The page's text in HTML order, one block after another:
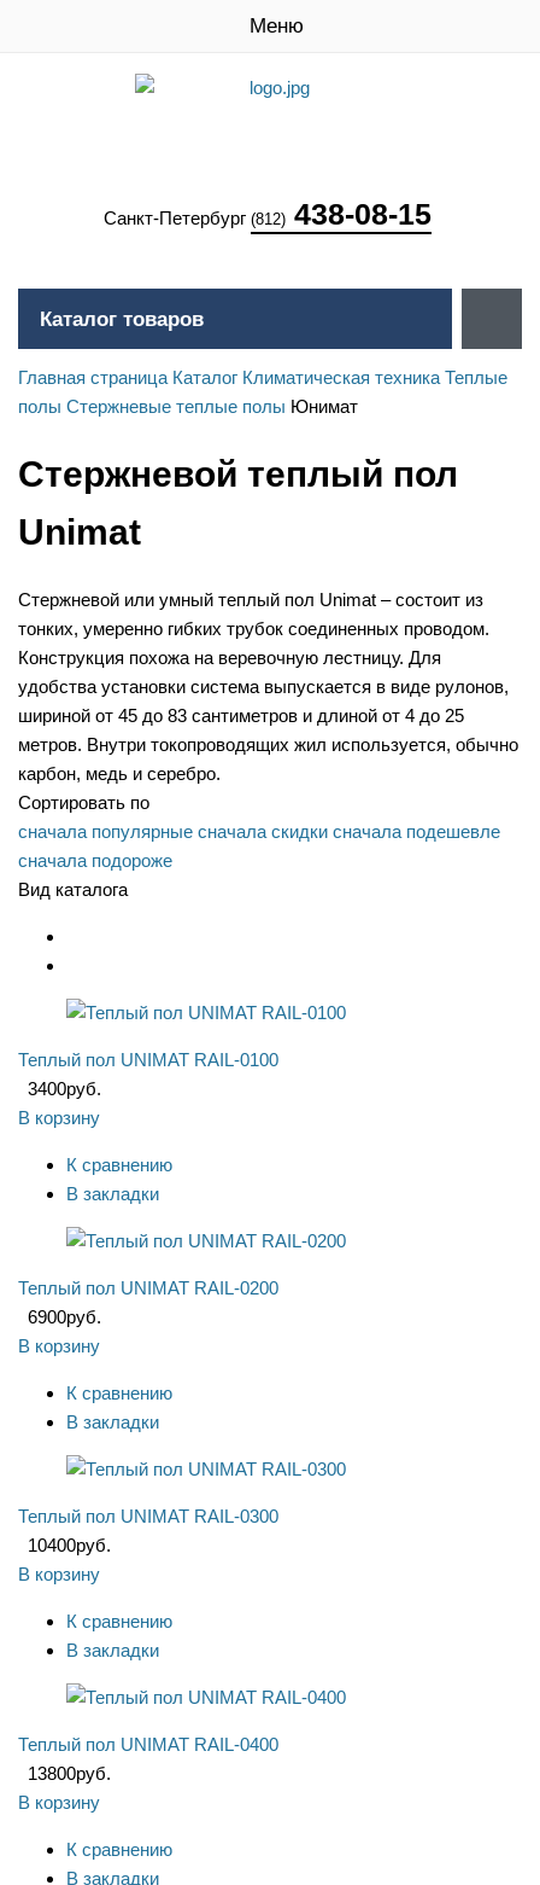
Меню
Санкт-Петербург (812) 438-08-15
Каталог товаров
Главная страница Каталог Климатическая техника Теплые
полы Стержневые теплые полы Юнимат
Стержневой теплый пол
Unimat
Стержневой или умный теплый пол Unimat – состоит из
тонких, умеренно гибких трубок соединенных проводом.
Конструкция похожа на веревочную лестницу. Для
удобства установки система выпускается в виде рулонов,
шириной от 45 до 83 сантиметров и длиной от 4 до 25
метров. Внутри токопроводящих жил используется, обычно
карбон, медь и серебро.
Сортировать по
сначала популярные сначала скидки сначала подешевле
сначала подороже
Вид каталога
Теплый пол UNIMAT RAIL-0100
3400руб.
В корзину
К сравнению
В закладки
Теплый пол UNIMAT RAIL-0200
6900руб.
В корзину
К сравнению
В закладки
Теплый пол UNIMAT RAIL-0300
10400руб.
В корзину
К сравнению
В закладки
Теплый пол UNIMAT RAIL-0400
13800руб.
В корзину
К сравнению
В закладки